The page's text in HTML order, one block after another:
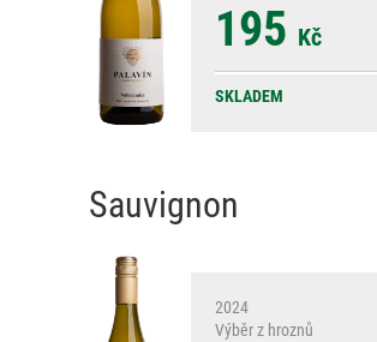
195 Kč
SKLADEM
Sauvignon
2024
Výběr z hroznů